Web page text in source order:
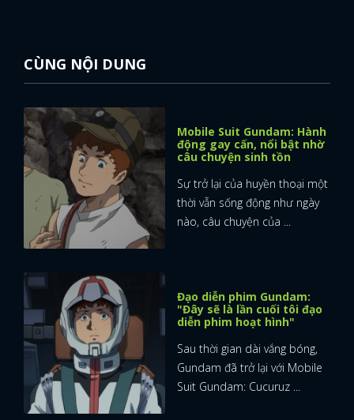
x
ĐĂNG NHẬP
CÙNG NỘI DUNG
Mobile Suit Gundam: Hành
động gay cấn, nổi bật nhờ
câu chuyện sinh tồn
Sự trở lại của huyền thoại một
thời vẫn sống động như ngày
nào, câu chuyện của ...
Đạo diễn phim Gundam:
"Đây sẽ là lần cuối tôi đạo
diễn phim hoạt hình"
Sau thời gian dài vắng bóng,
Gundam đã trở lại với Mobile
Suit Gundam: Cucuruz ...